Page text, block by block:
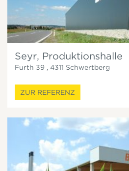
Seyr, Produktionshalle
Furth 39 , 4311 Schwertberg
ZUR REFERENZ